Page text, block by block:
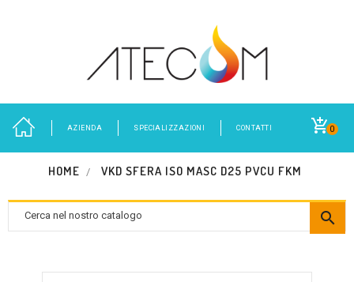
0
AZIENDA SPECIALIZZAZIONI CONTATTI
HOME VKD SFERA ISO MASC D25 PVCU FKM
